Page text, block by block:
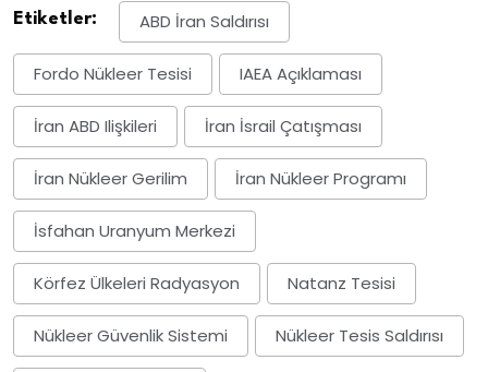
Etiketler: ABD İran Saldırısı
Fordo Nükleer Tesisi IAEA Açıklaması
İran ABD Ilişkileri İran İsrail Çatışması
İran Nükleer Gerilim İran Nükleer Programı
İsfahan Uranyum Merkezi
Körfez Ülkeleri Radyasyon Natanz Tesisi
Nükleer Güvenlik Sistemi Nükleer Tesis Saldırısı